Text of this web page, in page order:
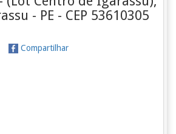
- PE - CEP 53610305
Compartilhar